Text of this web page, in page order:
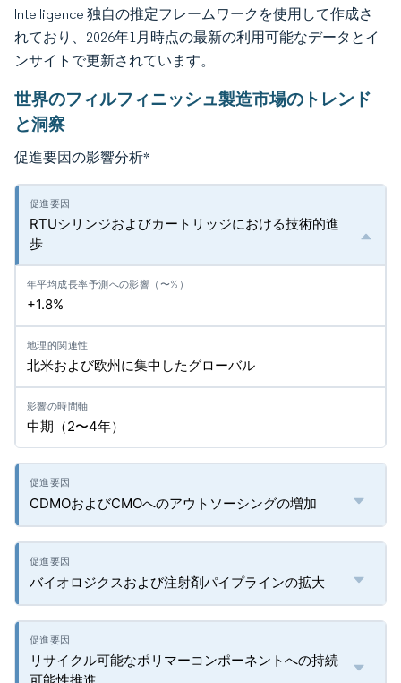
Intelligence 独自の推定フレームワークを使用して作成さ
れており、2026年1月時点の最新の利用可能なデータとイ
ンサイトで更新されています。
世界のフィルフィニッシュ製造市場のトレンド
と洞察
促進要因の影響分析*
RTUシリンジおよびカートリッジにおける技術的進
歩
+1.8%
北米および欧州に集中したグローバル
中期（2〜4年）
CDMOおよびCMOへのアウトソーシングの増加
バイオロジクスおよび注射剤パイプラインの拡大
リサイクル可能なポリマーコンポーネントへの持続